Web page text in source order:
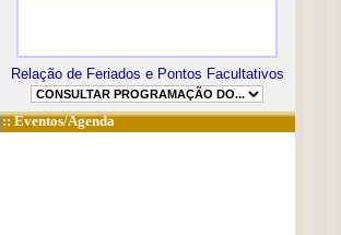
Relação de Feriados e Pontos Facultativos
::Eventos/Agenda